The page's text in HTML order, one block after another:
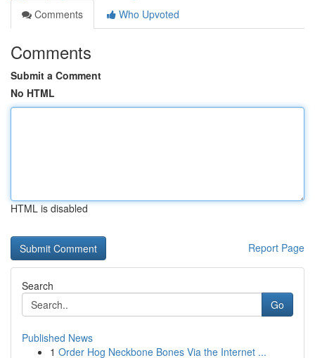
Comments
Who Upvoted
Comments
Submit a Comment
No HTML
HTML is disabled
Report Page
Search
Go
Published News
1 Order Hog Neckbone Bones Via the Internet ...